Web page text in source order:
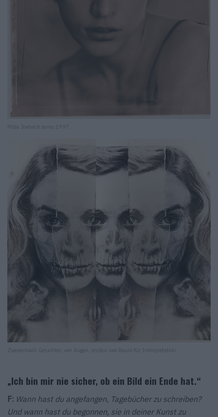
Milla Jovovich anno 1997.
Zweieinhalb Gesichter, vier Augen, endlos viel Raum für Interpretation.
„Ich bin mir nie sicher, ob ein Bild ein Ende hat.“
F: Wann hast du angefangen, Tagebücher zu schreiben?
Und wann hast du begonnen, sie in deiner Kunst zu